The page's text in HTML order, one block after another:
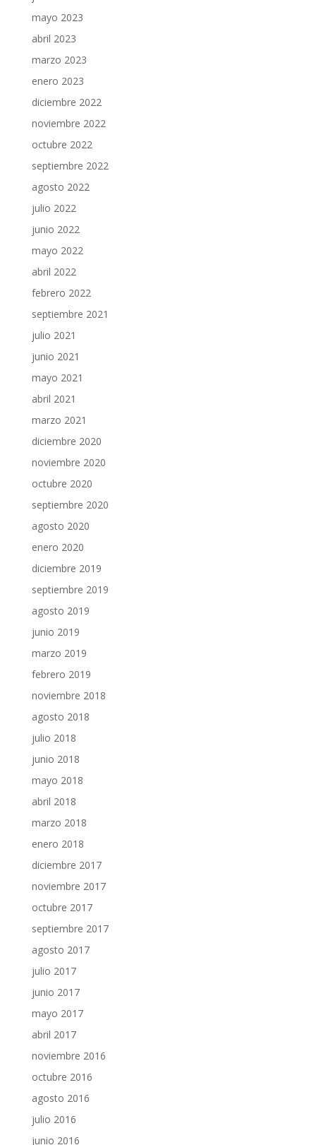
mayo 2023
abril 2023
marzo 2023
enero 2023
diciembre 2022
noviembre 2022
octubre 2022
septiembre 2022
agosto 2022
julio 2022
junio 2022
mayo 2022
abril 2022
febrero 2022
septiembre 2021
julio 2021
junio 2021
mayo 2021
abril 2021
marzo 2021
diciembre 2020
noviembre 2020
octubre 2020
septiembre 2020
agosto 2020
enero 2020
diciembre 2019
septiembre 2019
agosto 2019
junio 2019
marzo 2019
febrero 2019
noviembre 2018
agosto 2018
julio 2018
junio 2018
mayo 2018
abril 2018
marzo 2018
enero 2018
diciembre 2017
noviembre 2017
octubre 2017
septiembre 2017
agosto 2017
julio 2017
junio 2017
mayo 2017
abril 2017
noviembre 2016
octubre 2016
agosto 2016
julio 2016
junio 2016